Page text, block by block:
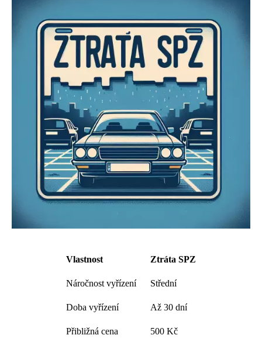
Vlastnost Ztráta SPZ
Náročnost vyřízení Střední
Doba vyřízení Až 30 dní
Přibližná cena 500 Kč